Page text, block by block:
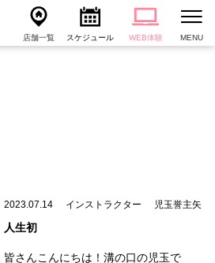
店舗一覧 スケジュール WEB体験 MENU
2023.07.14 インストラクター 児玉誉主矢
人生初
皆さんこんにちは！溝の口の児玉で